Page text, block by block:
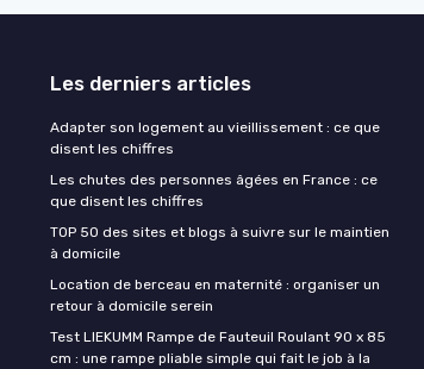
Les derniers articles
Adapter son logement au vieillissement : ce que
disent les chiffres
Les chutes des personnes âgées en France : ce
que disent les chiffres
TOP 50 des sites et blogs à suivre sur le maintien
à domicile
Location de berceau en maternité : organiser un
retour à domicile serein
Test LIEKUMM Rampe de Fauteuil Roulant 90 x 85
cm : une rampe pliable simple qui fait le job à la